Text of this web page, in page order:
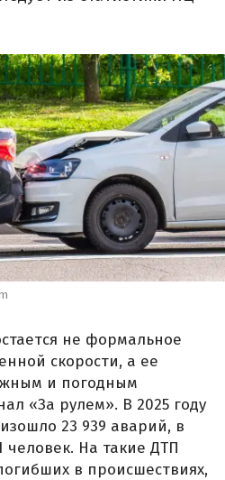
не формальное
скорости, а ее
и погодным
«За рулем». В 2025 году
23 939 аварий, в
человек. На такие ДТП
в происшествиях,